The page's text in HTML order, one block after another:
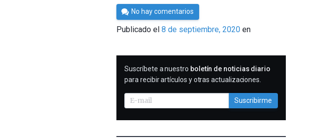
Por
César
Tomé
No hay comentarios
Publicado el8 de septiembre, 2020 en
SUSCRIBIRME
Suscríbete a nuestro boletín de noticias diario
para recibir artículos y otras actualizaciones.
Suscribirme